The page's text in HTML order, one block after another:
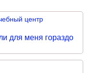
центр
для меня гораздо